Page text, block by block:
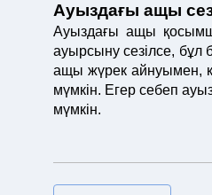
Ауыздағы ащы
Ауыздағы ащы
ауырсыну сезілсе, бұл
ащы жүрек айнуымен,
мүмкін. Егер себеп
мүмкін.